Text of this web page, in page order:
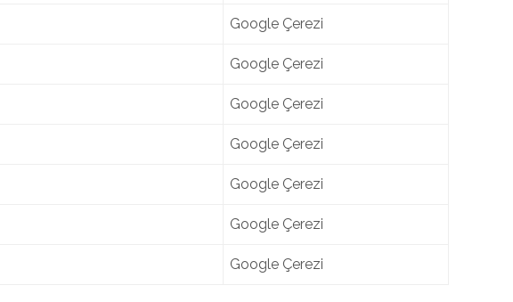
Google Çerezi
Google Çerezi
Google Çerezi
Google Çerezi
Google Çerezi
Google Çerezi
Google Çerezi